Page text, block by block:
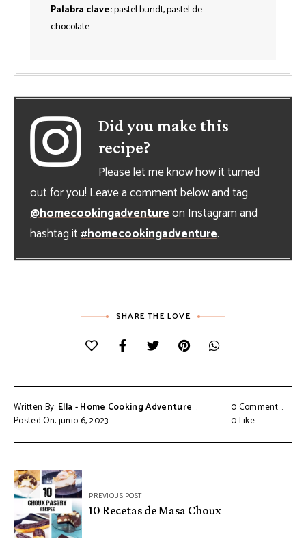
Palabra clave:pastel bundt, pastel de
chocolate
Did you make this
recipe?
Please let me know how it turned
out for you! Leave a comment below and tag
@homecookingadventureon Instagram and
hashtag it#homecookingadventure.
SHARE THE LOVE
Written By: Ella - Home Cooking Adventure
Posted On: junio 6, 2023
0 Comment
0Like
Navegación
de
entradas
PREVIOUS POST
10 Recetas de Masa Choux